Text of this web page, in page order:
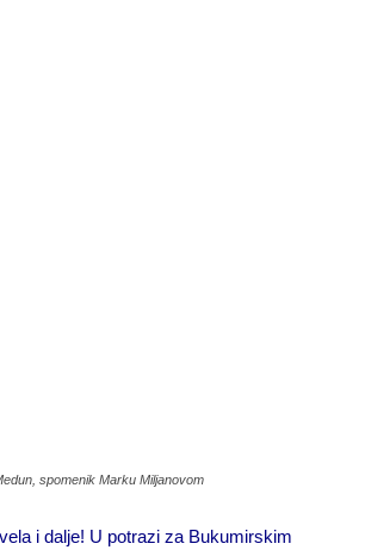
spomenik Marku Miljanovom
i dalje! U potrazi za Bukumirskim